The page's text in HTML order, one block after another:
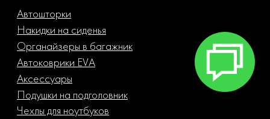
Автошторки
Накидки на сиденья
Органайзеры в багажник
Автоковрики EVA
Аксессуары
Подушки на подголовник
Чехлы для ноутбуков